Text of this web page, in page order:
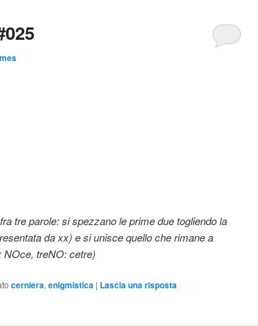
tre parole: si spezzano le prime due togliendo la
da xx) e si unisce quello che rimane a
NOce, treNO: cetre)
cerniera, enigmistica | Lascia una risposta